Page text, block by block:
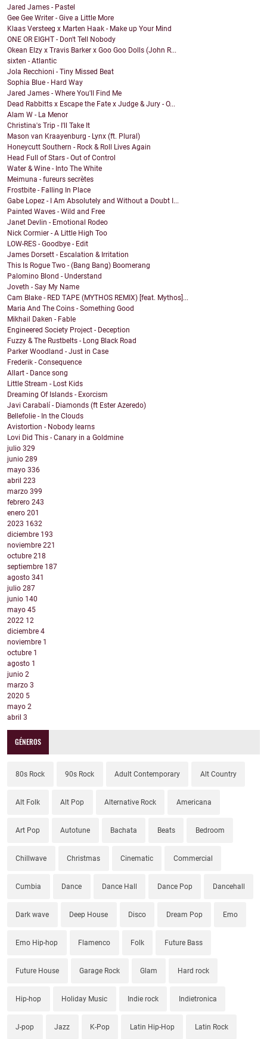
Jared James - Pastel
Gee Gee Writer - Give a Little More
Klaas Versteeg x Marten Haak - Make up Your Mind
ONE OR EIGHT - Don't Tell Nobody
Okean Elzy x Travis Barker x Goo Goo Dolls (John R...
sixten - Atlantic
Jola Recchioni - Tiny Missed Beat
Sophia Blue - Hard Way
Jared James - Where You'll Find Me
Dead Rabbitts x Escape the Fate x Judge & Jury - O...
Alam W - La Menor
Christina's Trip - I'll Take It
Mason van Kraayenburg - Lynx (ft. Plural)
Honeycutt Southern - Rock & Roll Lives Again
Head Full of Stars - Out of Control
Water & Wine - Into The White
Meimuna - fureurs secrètes
Frostbite - Falling In Place
Gabe Lopez - I Am Absolutely and Without a Doubt I...
Painted Waves - Wild and Free
Janet Devlin - Emotional Rodeo
Nick Cormier - A Little High Too
LOW-RES - Goodbye - Edit
James Dorsett - Escalation & Irritation
This Is Rogue Two - (Bang Bang) Boomerang
Palomino Blond - Understand
Joveth - Say My Name
Cam Blake - RED TAPE (MYTHOS REMIX) [feat. Mythos]...
Maria And The Coins - Something Good
Mikhail Daken - Fable
Engineered Society Project - Deception
Fuzzy & The Rustbelts - Long Black Road
Parker Woodland - Just in Case
Frederik - Consequence
Allart - Dance song
Little Stream - Lost Kids
Dreaming Of Islands - Exorcism
Javi Carabalí - Diamonds (ft Ester Azeredo)
Bellefolie - In the Clouds
Avistortion - Nobody learns
Lovi Did This - Canary in a Goldmine
julio 329
junio 289
mayo 336
abril 223
marzo 399
febrero 243
enero 201
2023 1632
diciembre 193
noviembre 221
octubre 218
septiembre 187
agosto 341
julio 287
junio 140
mayo 45
2022 12
diciembre 4
noviembre 1
octubre 1
agosto 1
junio 2
marzo 3
2020 5
mayo 2
abril 3
GÉNEROS
80s Rock 90s Rock Adult Contemporary Alt Country
Alt Folk Alt Pop Alternative Rock Americana
Art Pop Autotune Bachata Beats Bedroom
Chillwave Christmas Cinematic Commercial
Cumbia Dance Dance Hall Dance Pop Dancehall
Dark wave Deep House Disco Dream Pop Emo
Emo Hip-hop Flamenco Folk Future Bass
Future House Garage Rock Glam Hard rock
Hip-hop Holiday Music Indie rock Indietronica
J-pop Jazz K-Pop Latin Hip-Hop Latin Rock